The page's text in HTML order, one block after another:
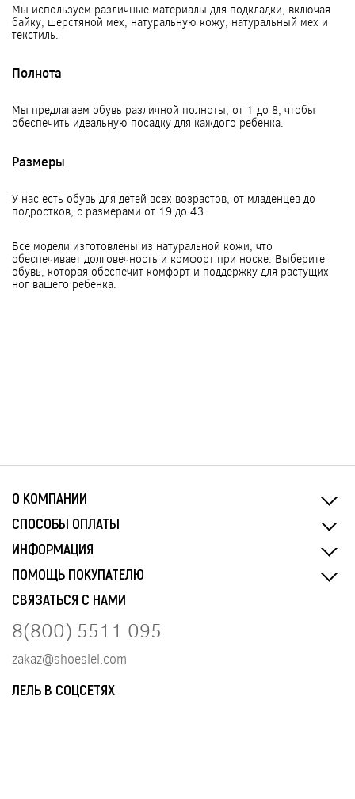
Мы используем различные материалы для подкладки, включая
байку, шерстяной мех, натуральную кожу, натуральный мех и
текстиль.
Полнота
Мы предлагаем обувь различной полноты, от 1 до 8, чтобы
обеспечить идеальную посадку для каждого ребенка.
Размеры
У нас есть обувь для детей всех возрастов, от младенцев до
подростков, с размерами от 19 до 43.
Все модели изготовлены из натуральной кожи, что
обеспечивает долговечность и комфорт при носке. Выберите
обувь, которая обеспечит комфорт и поддержку для растущих
ног вашего ребенка.
О КОМПАНИИ
СПОСОБЫ ОПЛАТЫ
ИНФОРМАЦИЯ
ПОМОЩЬ ПОКУПАТЕЛЮ
СВЯЗАТЬСЯ С НАМИ
8(800) 5511 095
zakaz@shoeslel.com
ЛЕЛЬ В СОЦСЕТЯХ